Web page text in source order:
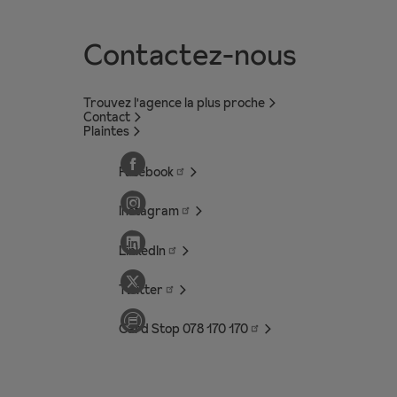
Contactez-nous
Trouvez l'agence la plus proche
Contact
Plaintes
Facebook
Instagram
LinkedIn
Twitter
Card Stop 078 170170